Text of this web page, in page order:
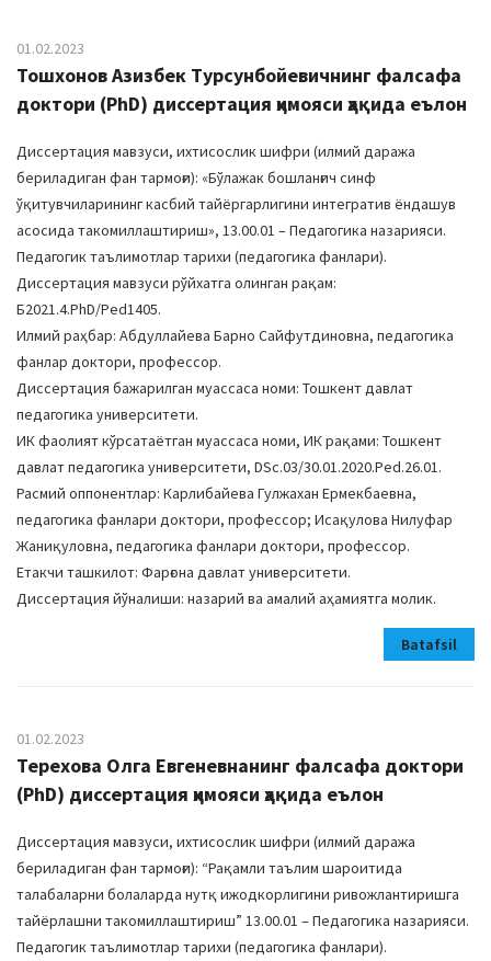
01.02.2023
Тошхонов Aзизбек Турсунбойевичнинг фалсафа
доктори (PhD) диссертация ҳимояси ҳақида еълон
Диссертация мавзуси, ихтисослик шифри (илмий даража
бериладиган фан тармоғи): «Бўлажак бошланғич синф
ўқитувчиларининг касбий тайёргарлигини интегратив ёндашув
асосида такомиллаштириш», 13.00.01 – Педагогика назарияси.
Педагогик таълимотлар тарихи (педагогика фанлари).
Диссертация мавзуси рўйхатга олинган рақам:
Б2021.4.PhD/Ped1405.
Илмий раҳбар: Aбдуллайева Барно Сайфутдиновна, педагогика
фанлар доктори, профессор.
Диссертация бажарилган муассаса номи: Тошкент давлат
педагогика университети.
ИК фаолият кўрсатаётган муассаса номи, ИК рақами: Тошкент
давлат педагогика университети, DSc.03/30.01.2020.Ped.26.01.
Расмий оппонентлар: Карлибайева Гулжахан Ермекбаевна,
педагогика фанлари доктори, профессор; Исақулова Нилуфар
Жаниқуловна, педагогика фанлари доктори, профессор.
Етакчи ташкилот: Фарғона давлат университети.
Диссертация йўналиши: назарий ва амалий аҳамиятга молик.
Batafsil
01.02.2023
Терехова Олга Евгеневнанинг фалсафа доктори
(PhD) диссертация ҳимояси ҳақида еълон
Диссертация мавзуси, ихтисослик шифри (илмий даража
бериладиган фан тармоғи): “Рақамли таълим шароитида
талабаларни болаларда нутқ ижодкорлигини ривожлантиришга
тайёрлашни такомиллаштириш” 13.00.01 – Педагогика назарияси.
Педагогик таълимотлар тарихи (педагогика фанлари).